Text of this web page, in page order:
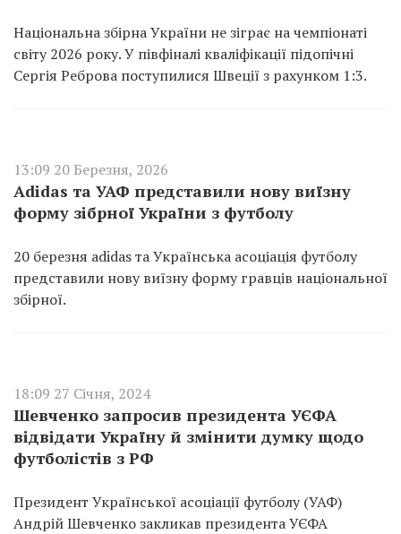
Національна збірна України не зіграє на чемпіонаті
світу 2026 року. У півфіналі кваліфікації підопічні
Сергія Реброва поступилися Швеції з рахунком 1:3.
13:09 20 Березня, 2026
Adidas та УАФ представили нову виїзну
форму зібрної України з футболу
20 березня adidas та Українська асоціація футболу
представили нову виїзну форму гравців національної
збірної.
18:09 27 Січня, 2024
Шевченко запросив президента УЄФА
відвідати Україну й змінити думку щодо
футболістів з РФ
Президент Української асоціації футболу (УАФ)
Андрій Шевченко закликав президента УЄФА